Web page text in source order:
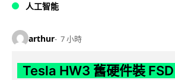
人工智能
arthur 7 小時
Tesla HW3 舊硬件裝